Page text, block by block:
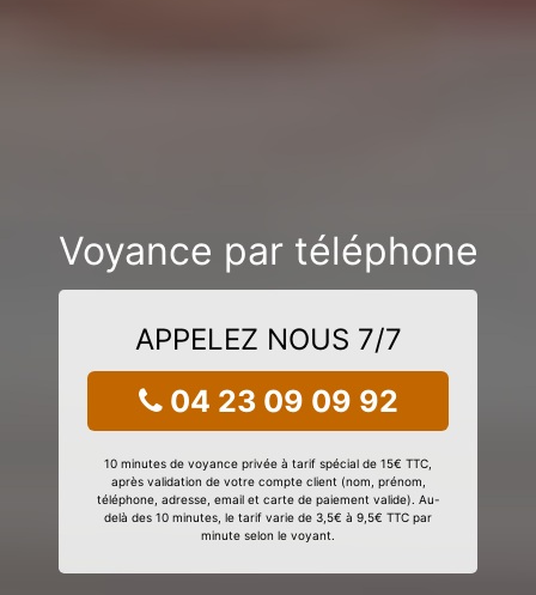
Voyance par téléphone
APPELEZ NOUS 7/7
04 23 09 09 92
10 minutes de voyance privée à tarif spécial de 15€ TTC,
après validation de votre compte client (nom, prénom,
téléphone, adresse, email et carte de paiement valide). Au-
delà des 10 minutes, le tarif varie de 3,5€ à 9,5€ TTC par
minute selon le voyant.